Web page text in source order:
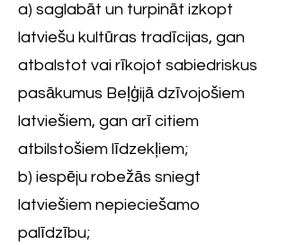
a) saglabāt un turpināt izkopt
latviešu kultūras tradīcijas, gan
atbalstot vai rīkojot sabiedriskus
pasākumus Beļģijā dzīvojošiem
latviešiem, gan arī citiem
atbilstošiem līdzekļiem;
b) iespēju robežās sniegt
latviešiem nepieciešamo
palīdzību;